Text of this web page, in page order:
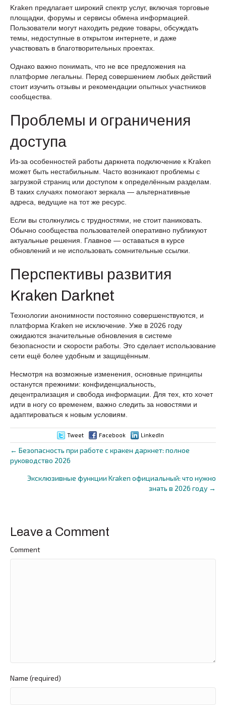
Kraken предлагает широкий спектр услуг, включая торговые
площадки, форумы и сервисы обмена информацией.
Пользователи могут находить редкие товары, обсуждать
темы, недоступные в открытом интернете, и даже
участвовать в благотворительных проектах.
Однако важно понимать, что не все предложения на
платформе легальны. Перед совершением любых действий
стоит изучить отзывы и рекомендации опытных участников
сообщества.
Проблемы и ограничения
доступа
Из-за особенностей работы даркнета подключение к Kraken
может быть нестабильным. Часто возникают проблемы с
загрузкой страниц или доступом к определённым разделам.
В таких случаях помогают зеркала — альтернативные
адреса, ведущие на тот же ресурс.
Если вы столкнулись с трудностями, не стоит паниковать.
Обычно сообщества пользователей оперативно публикуют
актуальные решения. Главное — оставаться в курсе
обновлений и не использовать сомнительные ссылки.
Перспективы развития
Kraken Darknet
Технологии анонимности постоянно совершенствуются, и
платформа Kraken не исключение. Уже в 2026 году
ожидаются значительные обновления в системе
безопасности и скорости работы. Это сделает использование
сети ещё более удобным и защищённым.
Несмотря на возможные изменения, основные принципы
останутся прежними: конфиденциальность,
децентрализация и свобода информации. Для тех, кто хочет
идти в ногу со временем, важно следить за новостями и
адаптироваться к новым условиям.
Tweet Facebook LinkedIn
Posts
navigation
← Безопасность при работе с кракен даркнет: полное
руководство 2026
Эксклюзивные функции Kraken официальный: что нужно
знать в 2026 году →
Leave a Comment
Comment
Name (required)